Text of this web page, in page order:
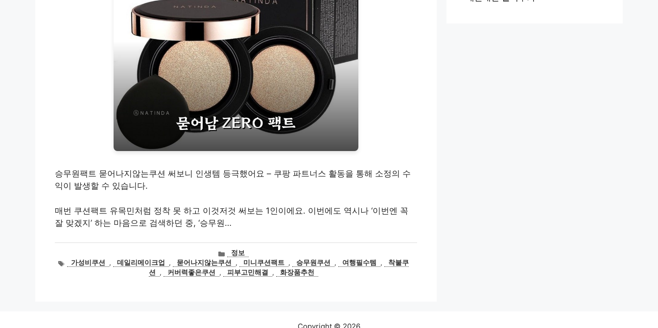
승무원팩트 묻어나지않는쿠션 써보니 인생템 등극했어요 – 쿠팡 파트너스 활동을 통해 소정의 수
익이 발생할 수 있습니다.
매번 쿠션팩트 유목민처럼 정착 못 하고 이것저것 써보는 1인이에요. 이번에도 역시나 ‘이번엔 꼭
잘 맞겠지’ 하는 마음으로 검색하던 중, ‘승무원…
카
테
고
정보
태가성비쿠션 , 데일리메이크업 , 묻어나지않는쿠션 , 미니쿠션팩트 , 승무원쿠션 , 여행필수템 ,
착붙쿠
션
, 커버력좋은쿠션 , 피부고민해결 , 화장품추천
Copyright © 2026